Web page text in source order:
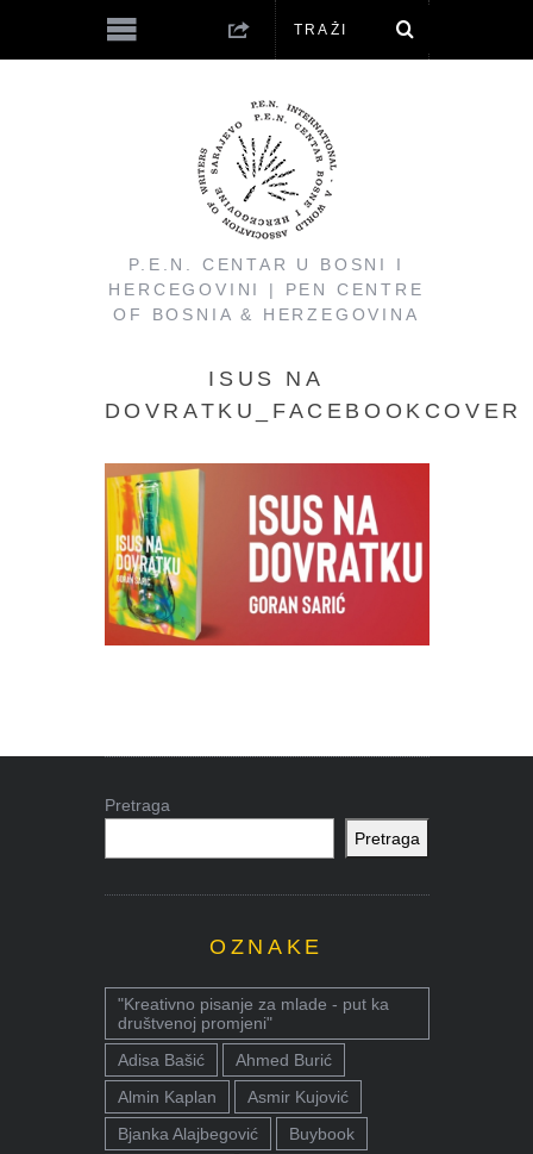
P.E.N. CENTAR U BOSNI I
HERCEGOVINI | PEN CENTRE
OF BOSNIA & HERZEGOVINA
ISUS NA
DOVRATKU_FACEBOOKCOVER
Pretraga
Pretraga
OZNAKE
"Kreativno pisanje za mlade - put ka
društvenoj promjeni"
Adisa Bašić
Ahmed Burić
Almin Kaplan
Asmir Kujović
Bjanka Alajbegović
Buybook